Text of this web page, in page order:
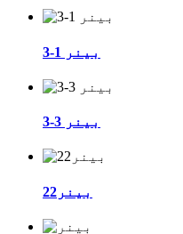
بینر 1-3
بینر 3-3
بینر22